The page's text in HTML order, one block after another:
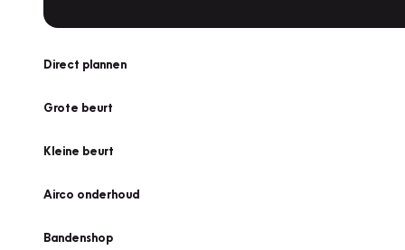
Direct plannen
Grote beurt
Kleine beurt
Airco onderhoud
Bandenshop